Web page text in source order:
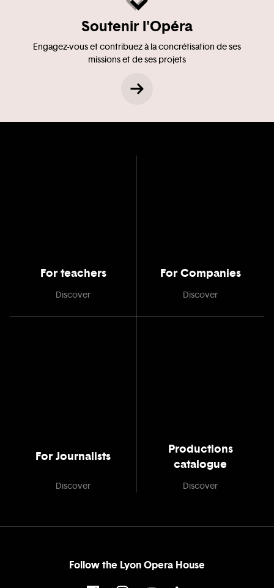
Soutenir l'Opéra
Engagez-vous et contribuez à la concrétisation de ses
missions et de ses projets
For teachers
Discover
For Companies
Discover
For Journalists
Discover
Productions
catalogue
Discover
Follow the Lyon Opera House